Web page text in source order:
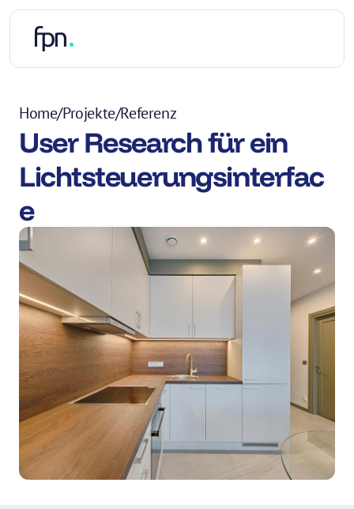
Home/Projekte/Referenz
User Research für ein
Lichtsteuerungsinterfac
e